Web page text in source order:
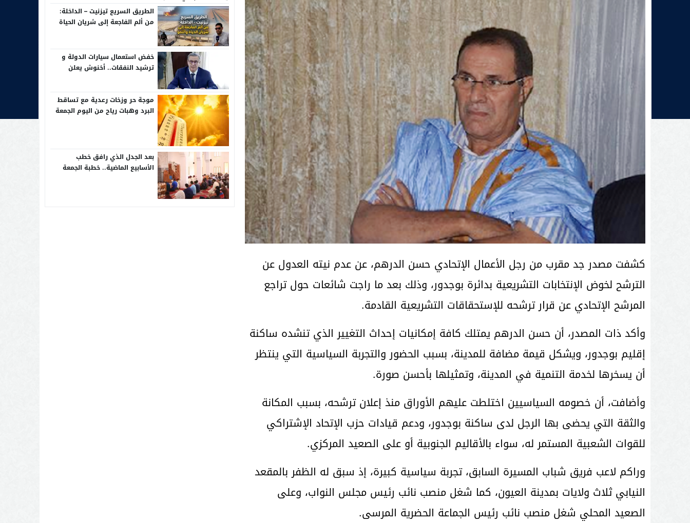
كشفت مصدر جد مقرب من رجل الأعمال الإتحادي حسن الدرهم، عن عدم نيته العدول عن
الترشح لخوض الإنتخابات التشريعية بدائرة بوجدور، وذلك بعد ما راجت شائعات حول تراجع
المرشح الإتحادي عن قرار ترشحه للإستحقاقات التشريعية القادمة.
وأكد ذات المصدر، أن حسن الدرهم يمتلك كافة إمكانيات إحداث التغيير الذي تنشده ساكنة
إقليم بوجدور، ويشكل قيمة مضافة للمدينة، بسبب الحضور والتجربة السياسية التي ينتظر
أن يسخرها لخدمة التنمية في المدينة، وتمثيلها بأحسن صورة.
وأضافت، أن خصومه السياسيين اختلطت عليهم الأوراق منذ إعلان ترشحه، بسبب المكانة
والثقة التي يحضى بها الرجل لدى ساكنة بوجدور، ودعم قيادات حزب الإتحاد الإشتراكي
للقوات الشعبية المستمر له، سواء بالأقاليم الجنوبية أو على الصعيد المركزي.
وراكم لاعب فريق شباب المسيرة السابق، تجربة سياسية كبيرة، إذ سبق له الظفر بالمقعد
النيابي ثلاث ولايات بمدينة العيون، كما شغل منصب نائب رئيس مجلس النواب، وعلى
الصعيد المحلي شغل منصب نائب رئيس الجماعة الحضرية المرسى.
الطريق السريع تيزنيت – الداخلة:
من ألم الفاجعة إلى شريان الحياة
خفض استعمال سيارات الدولة و
ترشيد النفقات.. أخنوش يعلن
موجة حر وزخات رعدية مع تساقط
البرد وهبات رياح من اليوم الجمعة
بعد الجدل الذي رافق خطب
الأسابيع الماضية.. خطبة الجمعة